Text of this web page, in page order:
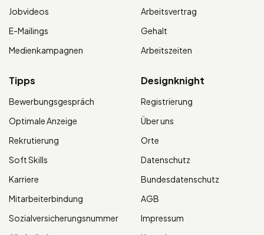
Jobvideos
E-Mailings
Medienkampagnen
Arbeitsvertrag
Gehalt
Arbeitszeiten
Tipps
Bewerbungsgespräch
Optimale Anzeige
Rekrutierung
Soft Skills
Karriere
Mitarbeiterbindung
Sozialversicherungsnummer
Designknight
Registrierung
Über uns
Orte
Datenschutz
Bundesdatenschutz
AGB
Impressum